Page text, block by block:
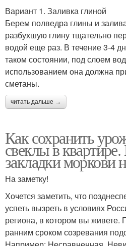
Вариант 1. Заливка глиной
Берем полведра глины и
разбухшую глину тщательно
водой еще раз. В течение 3-4
таком состоянии, под слоем
использованием она должна
сметаны.
читать дальше →
Как сохранить
свеклы в
закладки моркови
На заметку!
Хочется заметить, что
успеть вызреть в условиях
региона, в котором вы живете.
ранним сроком созревания